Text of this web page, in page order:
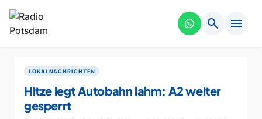
search menu
LOKALNACHRICHTEN
Hitze legt Autobahn lahm: A2 weiter
gesperrt